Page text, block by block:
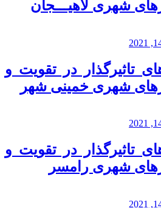
شهری لاهیـــجان
تاثیرگذار در تقویت و
شهری خمینی شهر
تاثیرگذار در تقویت و
شهری رامسر